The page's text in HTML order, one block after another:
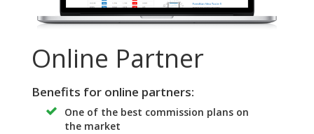
Online Partner
Benefits for online partners:
One of the best commission plans on
the market